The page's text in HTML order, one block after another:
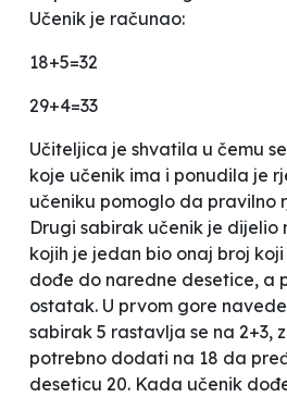
Učenik je računao:
18+5=32
29+4=33
Učiteljica je shvatila u čemu
koje učenik ima i ponudila je
učeniku pomoglo da pravilno
Drugi sabirak učenik je dijelio
kojih je jedan bio onaj broj
dođe do naredne desetice, a
ostatak. U prvom gore
sabirak 5 rastavlja se na 2+3,
potrebno dodati na 18 da
deseticu 20. Kada učenik